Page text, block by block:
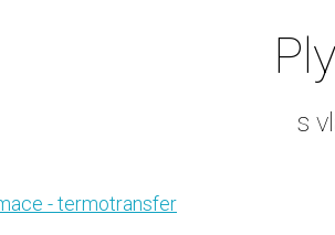
s
- termotransfer